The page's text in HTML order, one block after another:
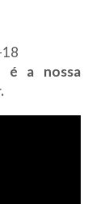
é a nossa